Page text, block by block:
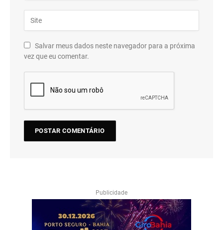
Salvar meus dados neste navegador para a próxima
vez que eu comentar.
Publicidade